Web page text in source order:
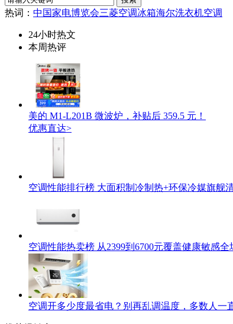
热词： 中国家电博览会三菱空调冰箱海尔洗衣机空调
24小时热文
本周热评
美的 M1-L201B 微波炉，补贴后 359.5 元！
优惠直达>
空调性能排行榜 大面积制冷制热+环保冷媒旗舰
空调性能热卖榜 从2399到6700元覆盖健康敏感全
空调开多少度最省电？别再乱调温度，多数人一